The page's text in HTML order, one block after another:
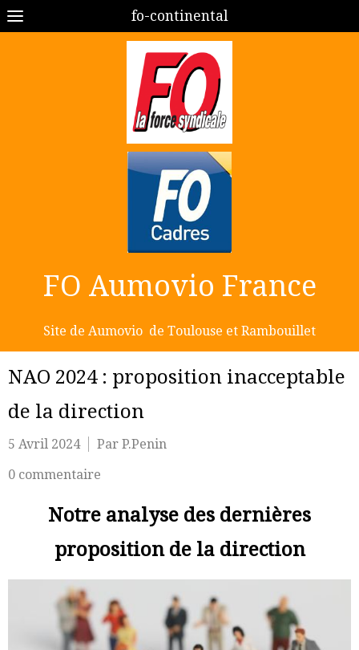
fo-continental
FO Aumovio France
Site de Aumovio de Toulouse et Rambouillet
NAO 2024 : proposition inacceptable
de la direction
5 Avril 2024
Par P.Penin
0 commentaire
Notre analyse des dernières
proposition de la direction